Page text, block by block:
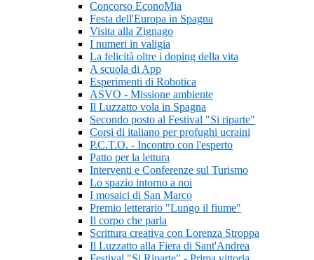
Concorso EconoMia
Festa dell'Europa in Spagna
Visita alla Zignago
I numeri in valigia
La felicità oltre i doping della vita
A scuola di App
Esperimenti di Robotica
ASVO - Missione ambiente
Il Luzzatto vola in Spagna
Secondo posto al Festival "Si riparte"
Corsi di italiano per profughi ucraini
P.C.T.O. - Incontro con l'esperto
Patto per la lettura
Interventi e Conferenze sul Turismo
Lo spazio intorno a noi
I mosaici di San Marco
Premio letterario "Lungo il fiume"
Il corpo che parla
Scrittura creativa con Lorenza Stroppa
Il Luzzatto alla Fiera di Sant'Andrea